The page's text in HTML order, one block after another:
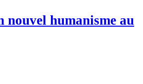
nouvel humanisme au